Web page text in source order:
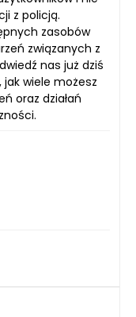
z policją.
zasobów
związanych z
nas już dziś
jak wiele możesz
oraz działań